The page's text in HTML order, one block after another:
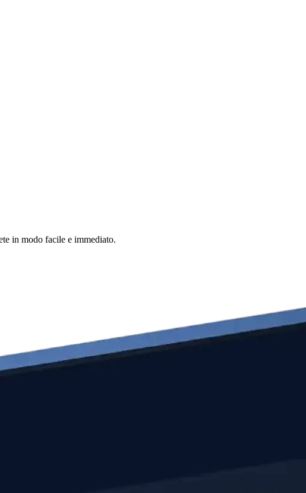
in modo facile e immediato.